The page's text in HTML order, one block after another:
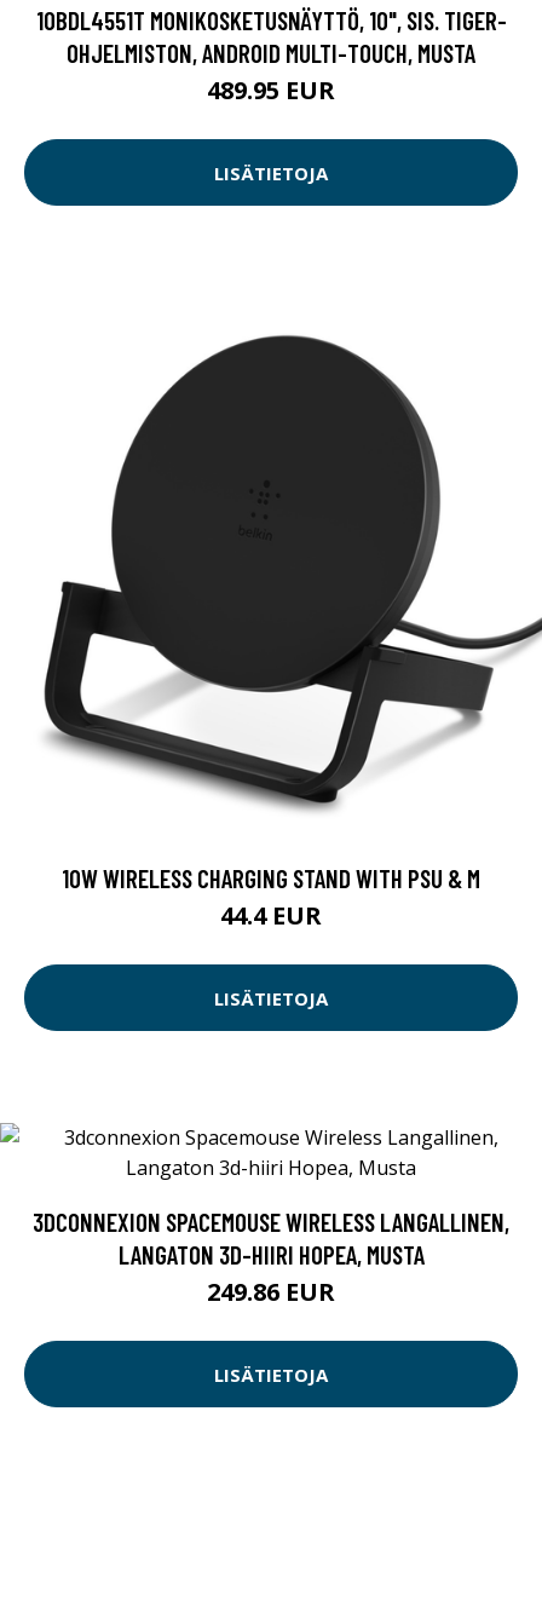
10BDL4551T MONIKOSKETUSNÄYTTÖ, 10", SIS. TIGER-
OHJELMISTON, ANDROID MULTI-TOUCH, MUSTA
489.95 EUR
LISÄTIETOJA
10W WIRELESS CHARGING STAND WITH PSU & M
44.4 EUR
LISÄTIETOJA
3DCONNEXION SPACEMOUSE WIRELESS LANGALLINEN,
LANGATON 3D-HIIRI HOPEA, MUSTA
249.86 EUR
LISÄTIETOJA